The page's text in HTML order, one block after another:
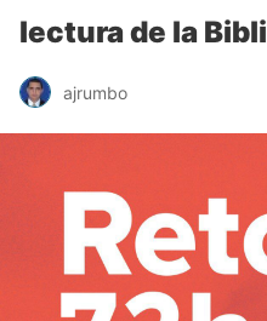
lectura de la
ajrumbo